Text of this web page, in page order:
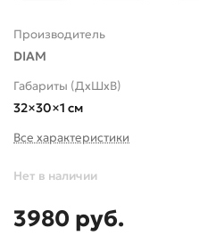
Производитель
DIAM
Габариты (ДхШхВ)
32×30×1 см
Все характеристики
Нет в наличии
3980 руб.